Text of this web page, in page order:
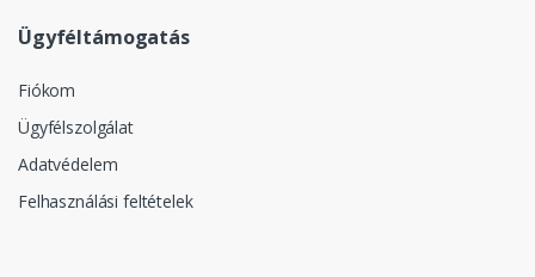
Ügyféltámogatás
Fiókom
Ügyfélszolgálat
Adatvédelem
Felhasználási feltételek